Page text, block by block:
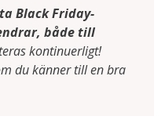
Black Friday-
både till
kontinuerligt!
du känner till en bra